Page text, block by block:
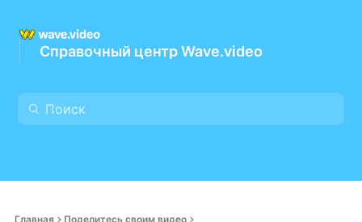
Справочный центр Wave.video
Главная Поделитесь своим видео